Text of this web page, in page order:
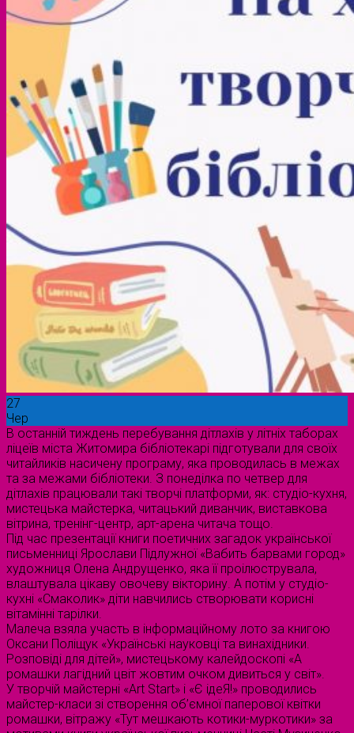
27
Чер
В останній тиждень перебування дітлахів у літніх таборах
ліцеїв міста Житомира бібліотекарі підготували для своїх
читайликів насичену програму, яка проводилась в межах
та за межами бібліотеки. З понеділка по четвер для
дітлахів працювали такі творчі платформи, як: студіо-кухня,
мистецька майстерка, читацький диванчик, виставкова
вітрина, тренінг-центр, арт-арена читача тощо.
Під час презентації книги поетичних загадок української
письменниці Ярослави Підлужної «Вабить барвами город»
художниця Олена Андрущенко, яка її проілюструвала,
влаштувала цікаву овочеву вікторину. А потім у студіо-
кухні «Смаколик» діти навчились створювати корисні
вітамінні тарілки.
Малеча взяла участь в інформаційному лото за книгою
Оксани Поліщук «Українські науковці та винахідники.
Розповіді для дітей», мистецькому калейдоскопі «А
ромашки лагідний цвіт жовтим очком дивиться у світ».
У творчій майстерні «Art Start» і «Є ідеЯ!» проводились
майстер-класи зі створення об’ємної паперової квітки
ромашки, вітражу «Тут мешкають котики-муркотики» за